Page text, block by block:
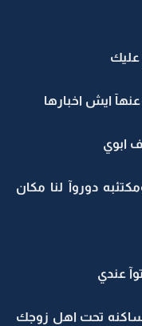
عليك
ايش اخبارها
ابوي
دوروآ لنا مكان
عندي
ساكنه تحت اهل زوجك